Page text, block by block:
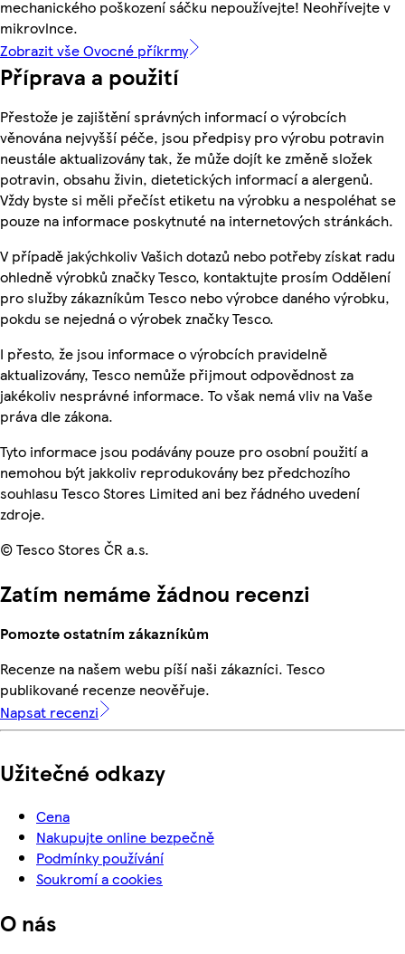
mechanického poškození sáčku nepoužívejte! Neohřívejte v
mikrovlnce.
Zobrazit vše Ovocné příkrmy
Příprava a použití
Přestože je zajištění správných informací o výrobcích
věnována nejvyšší péče, jsou předpisy pro výrobu potravin
neustále aktualizovány tak, že může dojít ke změně složek
potravin, obsahu živin, dietetických informací a alergenů.
Vždy byste si měli přečíst etiketu na výrobku a nespoléhat se
pouze na informace poskytnuté na internetových stránkách.
V případě jakýchkoliv Vašich dotazů nebo potřeby získat radu
ohledně výrobků značky Tesco, kontaktujte prosím Oddělení
pro služby zákazníkům Tesco nebo výrobce daného výrobku,
pokdu se nejedná o výrobek značky Tesco.
I přesto, že jsou informace o výrobcích pravidelně
aktualizovány, Tesco nemůže přijmout odpovědnost za
jakékoliv nesprávné informace. To však nemá vliv na Vaše
práva dle zákona.
Tyto informace jsou podávány pouze pro osobní použití a
nemohou být jakkoliv reprodukovány bez předchozího
souhlasu Tesco Stores Limited ani bez řádného uvedení
zdroje.
© Tesco Stores ČR a.s.
Zatím nemáme žádnou recenzi
Pomozte ostatním zákazníkům
Recenze na našem webu píší naši zákazníci. Tesco
publikované recenze neověřuje.
Napsat recenzi
Užitečné odkazy
Cena
Nakupujte online bezpečně
Podmínky používání
Soukromí a cookies
O nás